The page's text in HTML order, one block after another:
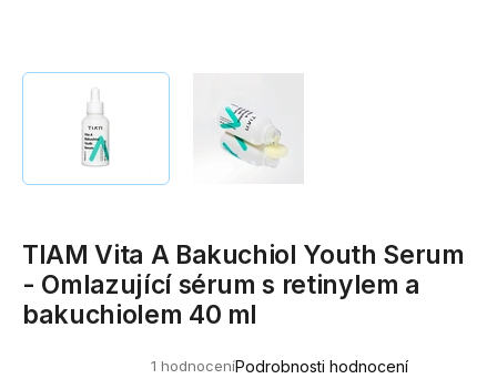
1 hodnoceníPodrobnosti hodnocení
TIAM Vita A Bakuchiol Youth Serum
- Omlazující sérum s retinylem a
bakuchiolem 40 ml
í
HLEDAT